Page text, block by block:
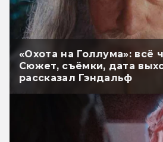
«Охота на Голлума»: всё
Сюжет, съёмки, дата
рассказал Гэндальф